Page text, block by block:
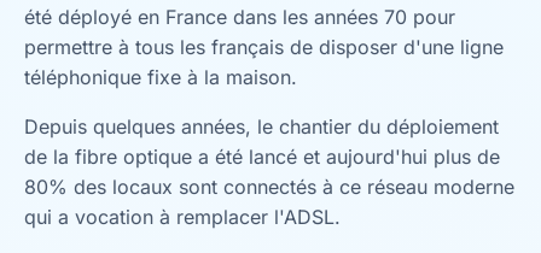
été déployé en France dans les années 70 pour
permettre à tous les français de disposer d'une ligne
téléphonique fixe à la maison.
Depuis quelques années, le chantier du déploiement
de la fibre optique a été lancé et aujourd'hui plus de
80% des locaux sont connectés à ce réseau moderne
qui a vocation à remplacer l'ADSL.